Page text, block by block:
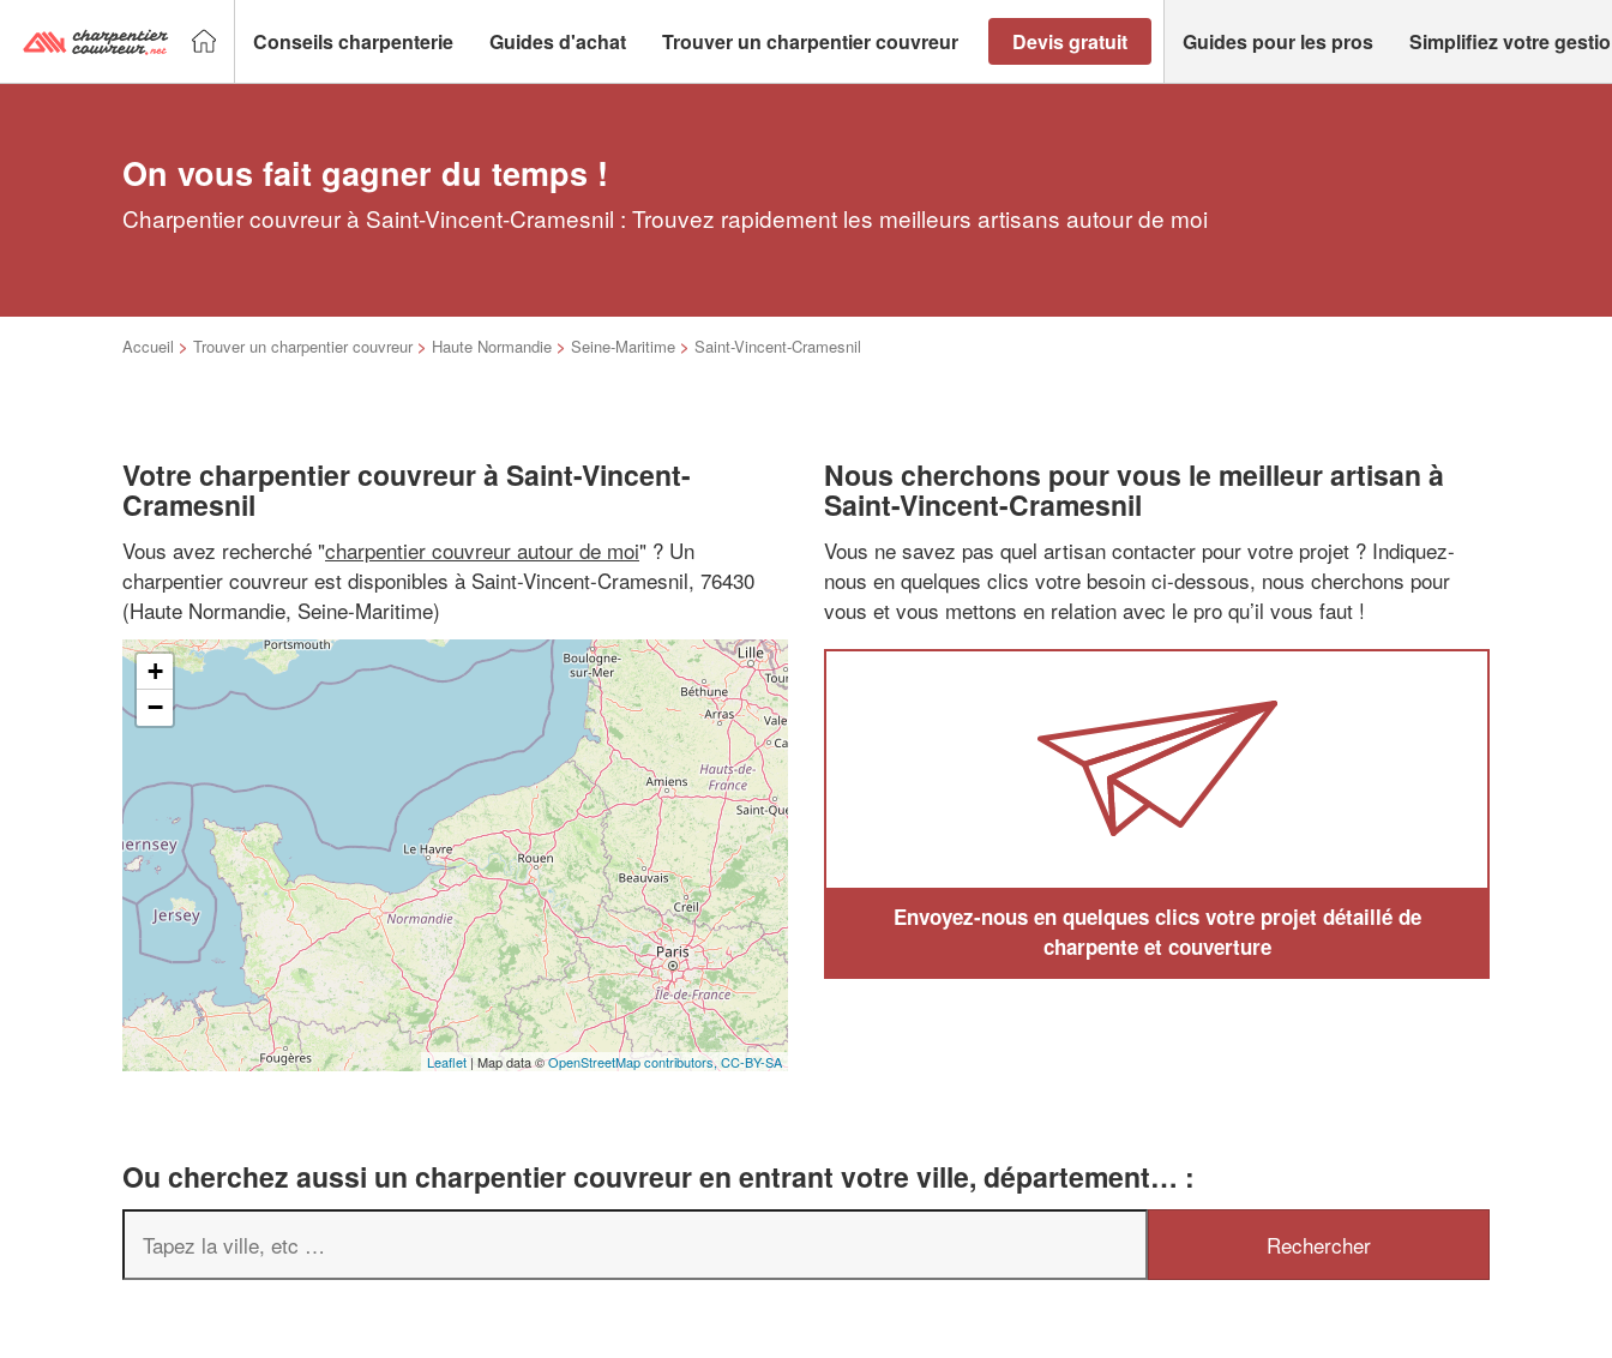
Conseils charpenterie Guides d'achat Trouver un charpentier couvreur Devis gratuit Guides pour les pros Simplifiez votre
On vous fait gagner du temps !
Charpentier couvreur à Saint-Vincent-Cramesnil : Trouvez rapidement les meilleurs artisans autour de moi
Accueil > Trouver un charpentier couvreur > Haute Normandie > Seine-Maritime > Saint-Vincent-Cramesnil
Votre charpentier couvreur à Saint-Vincent-
Cramesnil
Vous avez recherché "charpentier couvreur autour de moi" ? Un
charpentier couvreur est disponibles à Saint-Vincent-Cramesnil, 76430
(Haute Normandie, Seine-Maritime)
+
−
Leaflet | Map data ©OpenStreetMap contributors,CC-BY-SA
Nous cherchons pour vous le meilleur artisan à
Saint-Vincent-Cramesnil
Vous ne savez pas quel artisan contacter pour votre projet ? Indiquez-
nous en quelques clics votre besoin ci-dessous, nous cherchons pour
vous et vous mettons en relation avec le pro qu’il vous faut !
Envoyez-nous en quelques clics votre projet détaillé de
charpente et couverture
Ou cherchez aussi un charpentier couvreur en entrant votre ville, département… :
Vous êtes un
professionnel ?